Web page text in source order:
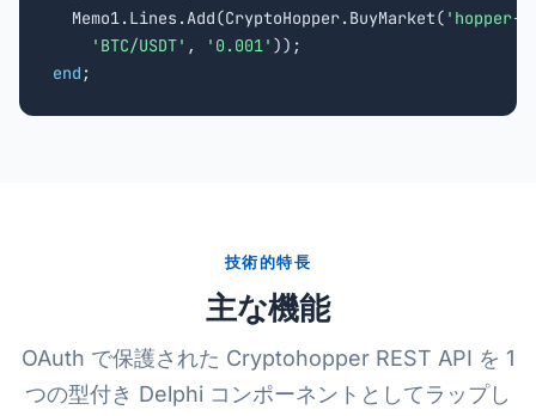
  Memo1.Lines.Add(CryptoHopper.BuyMarket(
'hopper-
'BTC/USDT' , '0.001'
end ;
技術的特長
主な機能
OAuth で保護された Cryptohopper REST API を 1
つの型付き Delphi コンポーネントとしてラップし